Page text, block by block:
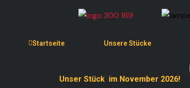
Startseite Unsere Stücke
Unser Stück im November 2026!